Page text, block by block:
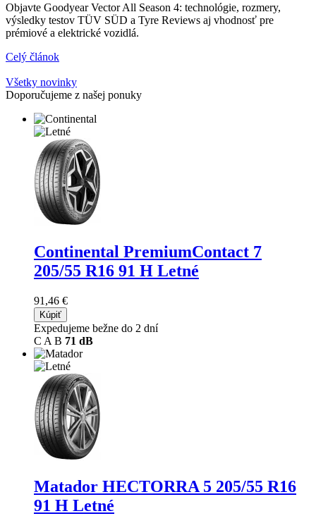
Objavte Goodyear Vector All Season 4: technológie, rozmery,
výsledky testov TÜV SÜD a Tyre Reviews aj vhodnosť pre
prémiové a elektrické vozidlá.
Celý článok
Všetky novinky
Doporučujeme z našej ponuky
Continental PremiumContact 7
205/55 R16 91 H Letné
91,46 €
Kúpiť
Expedujeme bežne do 2 dní
C A B 71 dB
Matador HECTORRA 5 205/55 R16
91 H Letné